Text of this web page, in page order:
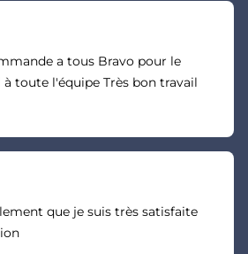
a tous Bravo pour le
toute l'équipe Très bon travail
que je suis très satisfaite